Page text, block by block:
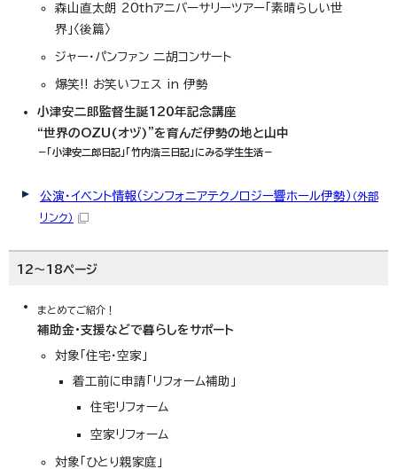
森山直太朗 20thアニバーサリーツアー「素晴らしい世
界」〈後篇〉
ジャー・パンファン 二胡コンサート
爆笑!! お笑いフェス in 伊勢
小津安二郎監督生誕120年記念講座
“世界のOZU(オヅ)”を育んだ伊勢の地と山中
－「小津安二郎日記」「竹内浩三日記」にみる学生生活－
公演・イベント情報（シンフォニアテクノロジー響ホール伊勢） （外部
リンク）
12～18ページ
まとめてご紹介！
補助金・支援などで暮らしをサポート
対象「住宅・空家」
着工前に申請「リフォーム補助」
住宅リフォーム
空家リフォーム
対象「ひとり親家庭」